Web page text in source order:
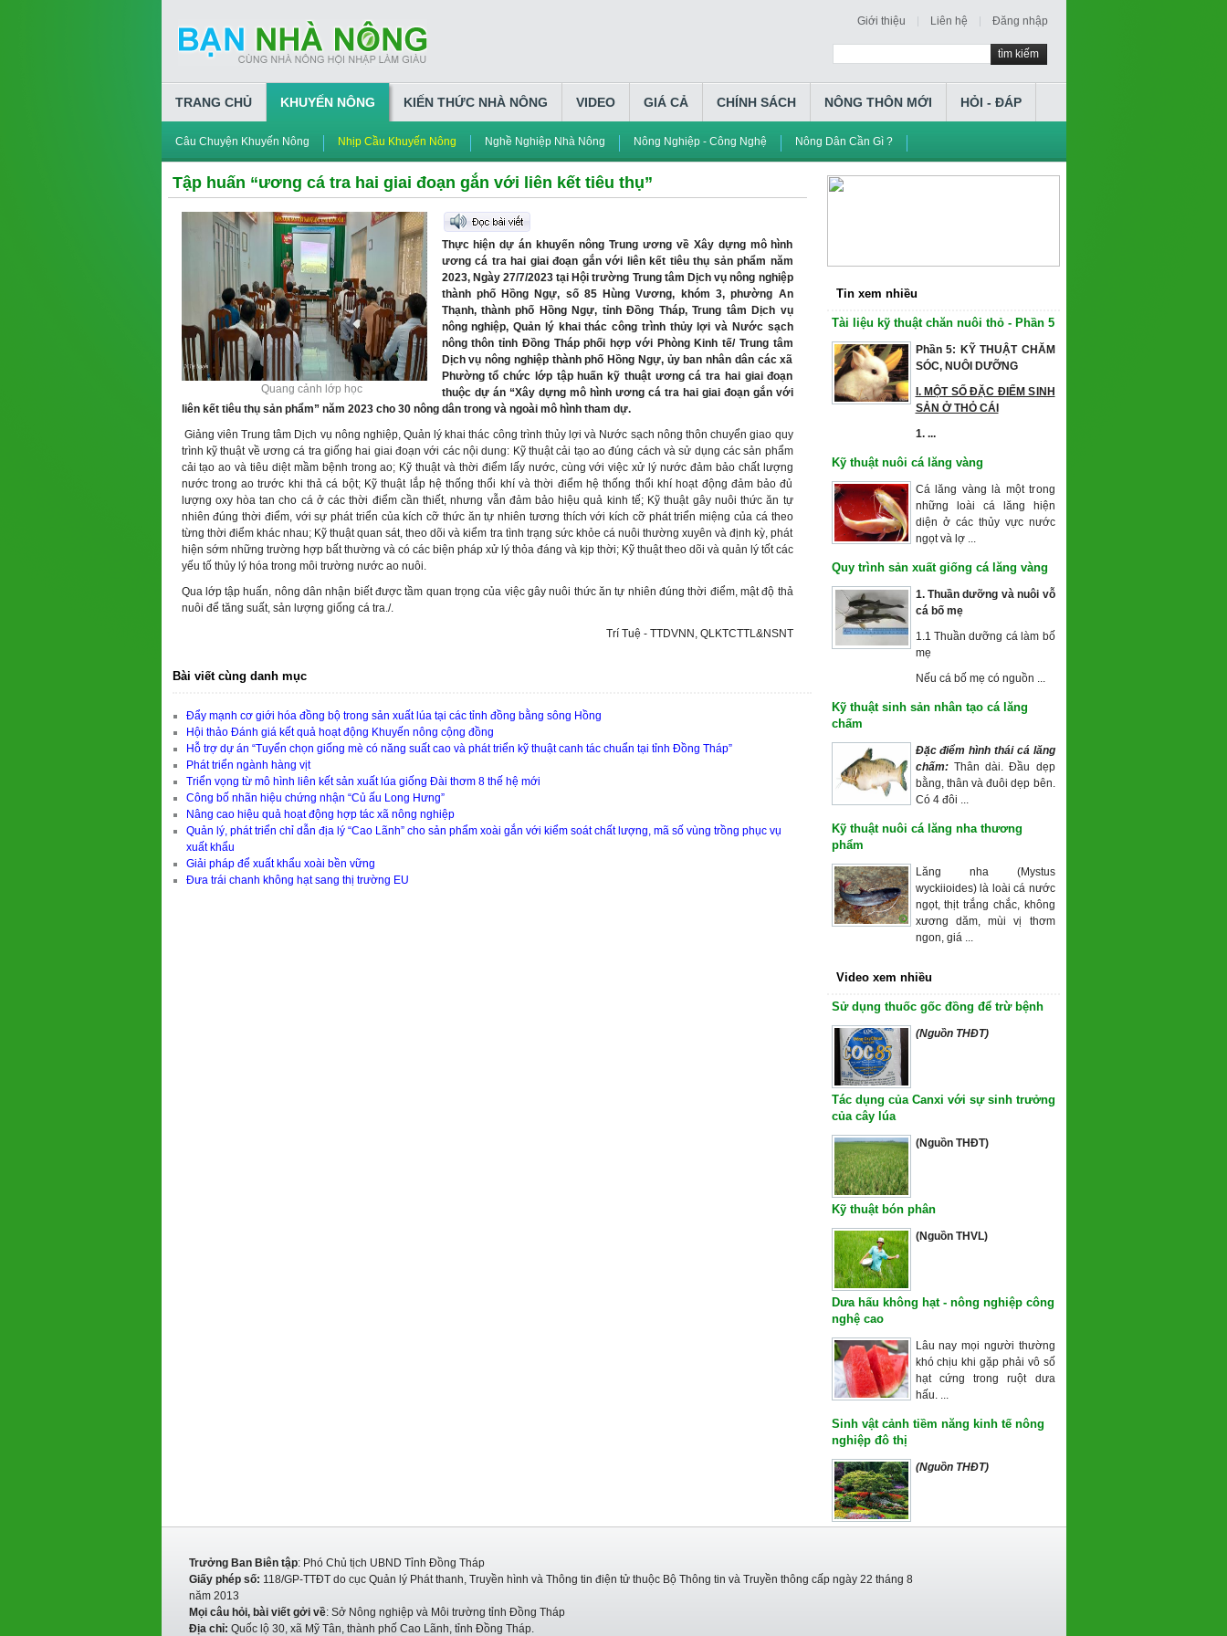
Giới thiệu Liên hệ Đăng nhập
tìm kiếm
TRANG CHỦ KHUYẾN NÔNG
Câu Chuyện Khuyến Nông Nhịp Cầu Khuyến Nông Nghề Nghiệp Nhà Nông Nông Nghiệp - Công Nghệ Nông Dân Cần Gì ?
KIẾN THỨC NHÀ NÔNG VIDEO GIÁ CẢ CHÍNH SÁCH NÔNG THÔN MỚI HỎI - ĐÁP
Tập huấn “ương cá tra hai giai đoạn gắn với liên kết tiêu thụ”
Quang cảnh lớp học
Thực hiện dự án khuyến nông Trung ương về Xây dựng mô hình
ương cá tra hai giai đoạn gắn với liên kết tiêu thụ sản phẩm năm
2023, Ngày 27/7/2023 tại Hội trường Trung tâm Dịch vụ nông nghiệp
thành phố Hồng Ngự, số 85 Hùng Vương, khóm 3, phường An
Thạnh, thành phố Hồng Ngự, tỉnh Đồng Tháp, Trung tâm Dịch vụ
nông nghiệp, Quản lý khai thác công trình thủy lợi và Nước sạch
nông thôn tỉnh Đồng Tháp phối hợp với Phòng Kinh tế/ Trung tâm
Dịch vụ nông nghiệp thành phố Hồng Ngự, ủy ban nhân dân các xã
Phường tổ chức lớp tập huấn kỹ thuật ương cá tra hai giai đoạn
thuộc dự án “Xây dựng mô hình ương cá tra hai giai đoạn gắn với
liên kết tiêu thụ sản phẩm” năm 2023 cho 30 nông dân trong và ngoài mô hình tham dự.
Giảng viên Trung tâm Dịch vụ nông nghiệp, Quản lý khai thác công trình thủy lợi và Nước sạch nông thôn chuyển giao quy
trình kỹ thuật về ương cá tra giống hai giai đoạn với các nội dung: Kỹ thuật cải tạo ao đúng cách và sử dụng các sản phẩm
cải tạo ao và tiêu diệt mầm bệnh trong ao; Kỹ thuật và thời điểm lấy nước, cùng với việc xử lý nước đảm bảo chất lượng
nước trong ao trước khi thả cá bột; Kỹ thuật lắp hệ thống thổi khí và thời điểm hệ thống thổi khí hoạt động đảm bảo đủ
lượng oxy hòa tan cho cá ở các thời điểm cần thiết, nhưng vẫn đảm bảo hiệu quả kinh tế; Kỹ thuật gây nuôi thức ăn tự
nhiên đúng thời điểm, với sự phát triển của kích cỡ thức ăn tự nhiên tương thích với kích cỡ phát triển miệng của cá theo
từng thời điểm khác nhau; Kỹ thuật quan sát, theo dõi và kiểm tra tình trạng sức khỏe cá nuôi thường xuyên và định kỳ, phát
hiện sớm những trường hợp bất thường và có các biện pháp xử lý thỏa đáng và kịp thời; Kỹ thuật theo dõi và quản lý tốt các
yếu tố thủy lý hóa trong môi trường nước ao nuôi.
Qua lớp tập huấn, nông dân nhận biết được tầm quan trọng của việc gây nuôi thức ăn tự nhiên đúng thời điểm, mật độ thả
nuôi để tăng suất, sản lượng giống cá tra./.
Trí Tuệ - TTDVNN, QLKTCTTL&NSNT
Bài viết cùng danh mục
Đẩy mạnh cơ giới hóa đồng bộ trong sản xuất lúa tại các tỉnh đồng bằng sông Hồng
Hội thảo Đánh giá kết quả hoạt động Khuyến nông cộng đồng
Hỗ trợ dự án “Tuyển chọn giống mè có năng suất cao và phát triển kỹ thuật canh tác chuẩn tại tỉnh Đồng Tháp”
Phát triển ngành hàng vịt
Triển vọng từ mô hình liên kết sản xuất lúa giống Đài thơm 8 thế hệ mới
Công bố nhãn hiệu chứng nhận “Củ ấu Long Hưng”
Nâng cao hiệu quả hoạt động hợp tác xã nông nghiệp
Quản lý, phát triển chỉ dẫn địa lý “Cao Lãnh” cho sản phẩm xoài gắn với kiểm soát chất lượng, mã số vùng trồng phục vụ
xuất khẩu
Giải pháp để xuất khẩu xoài bền vững
Đưa trái chanh không hạt sang thị trường EU
Tin xem nhiều
Tài liệu kỹ thuật chăn nuôi thỏ - Phần 5
Phần 5: KỸ THUẬT CHĂM
SÓC, NUÔI DƯỠNG
I. MỘT SỐ ĐẶC ĐIỂM SINH
SẢN Ở THỎ CÁI
1. ...
Kỹ thuật nuôi cá lăng vàng
Cá lăng vàng là một trong
những loài cá lăng hiện
diện ở các thủy vực nước
ngọt và lợ ...
Quy trình sản xuất giống cá lăng vàng
1. Thuần dưỡng và nuôi vỗ
cábố mẹ
1.1 Thuần dưỡng cá làm bố
mẹ
Nếu cá bố mẹ có nguồn ...
Kỹ thuật sinh sản nhân tạo cá lăng
chấm
Đặc điểm hình thái cá lăng
chấm:Thân dài. Đầu dẹp
bằng, thân và đuôi dẹp bên.
Có 4 đôi ...
Kỹ thuật nuôi cá lăng nha thương
phẩm
Lăng nha (Mystus
wyckiioides) là loài cá nước
ngọt, thịt trắng chắc, không
xương dăm, mùi vị thơm
ngon, giá ...
Video xem nhiều
Sử dụng thuốc gốc đồng để trừ bệnh
(Nguồn THĐT)
Tác dụng của Canxi với sự sinh trưởng
của cây lúa
(Nguồn THĐT)
Kỹ thuật bón phân
(Nguồn THVL)
Dưa hấu không hạt - nông nghiệp công
nghệ cao
Lâu nay mọi người thường
khó chịu khi gặp phải vô số
hạt cứng trong ruột dưa
hấu. ...
Sinh vật cảnh tiềm năng kinh tế nông
nghiệp đô thị
(Nguồn THĐT)
Trưởng Ban Biên tập: Phó Chủ tịch UBND Tỉnh Đồng Tháp
Giấy phép số: 118/GP-TTĐT do cục Quản lý Phát thanh, Truyền hình và Thông tin điện tử thuộc Bộ Thông tin và Truyền thông cấp ngày 22 tháng 8
năm 2013
Mọi câu hỏi, bài viết gởi về: Sở Nông nghiệp và Môi trường tỉnh Đồng Tháp
Địa chỉ: Quốc lộ 30, xã Mỹ Tân, thành phố Cao Lãnh, tỉnh Đồng Tháp.